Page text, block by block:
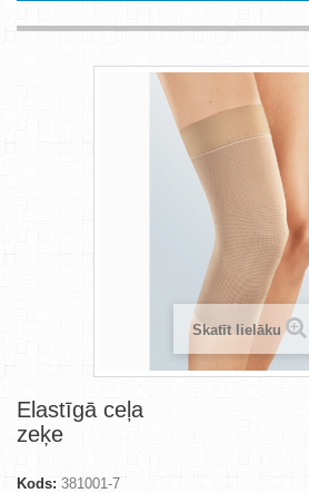
Skatīt lielāku
Elastīgā ceļa
zeķe
Kods: 381001-7